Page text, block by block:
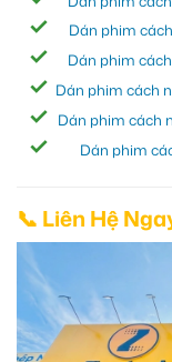
Dán phim
Dán phim
Dán phim cách
Dán phim cách
Dán phim
📞 Liên Hệ